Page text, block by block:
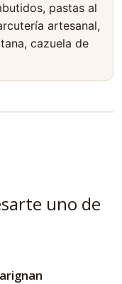
pastas al
artesanal,
cazuela de
uno de